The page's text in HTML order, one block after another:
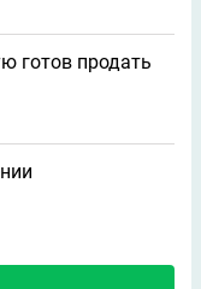
готов продать